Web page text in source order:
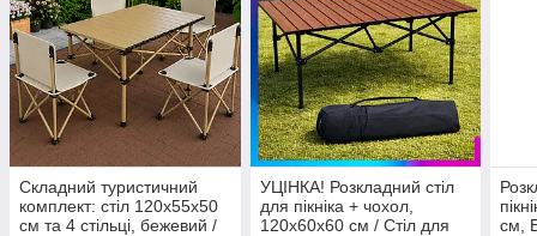
Складний туристичний
комплект: стіл 120х55х50
см та 4 стільці, бежевий /
УЦІНКА! Розкладний стіл
для пікніка + чохол,
120х60х60 см / Стіл для
см,